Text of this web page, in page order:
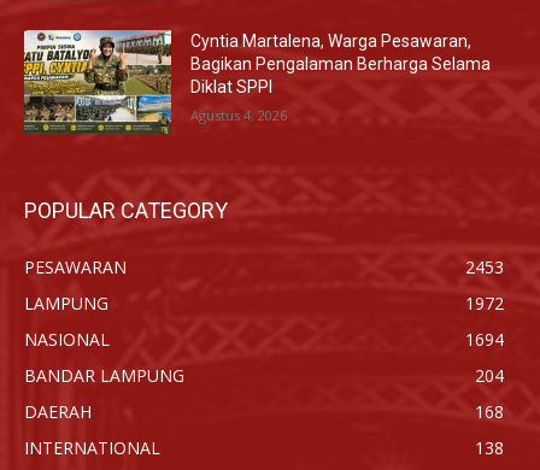
Cyntia Martalena, Warga Pesawaran,
Bagikan Pengalaman Berharga Selama
Diklat SPPI
Agustus 4, 2026
POPULAR CATEGORY
PESAWARAN
2453
LAMPUNG
1972
NASIONAL
1694
BANDAR LAMPUNG
204
DAERAH
168
INTERNATIONAL
138